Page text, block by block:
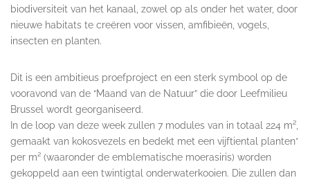
biodiversiteit van het kanaal, zowel op als onder het water, door
nieuwe habitats te creëren voor vissen, amfibieën, vogels,
insecten en planten.
Dit is een ambitieus proefproject en een sterk symbool op de
vooravond van de “Maand van de Natuur” die door Leefmilieu
Brussel wordt georganiseerd.
In de loop van deze week zullen 7 modules van in totaal 224 m²,
gemaakt van kokosvezels en bedekt met een vijftiental planten*
per m² (waaronder de emblematische moerasiris) worden
gekoppeld aan een twintigtal onderwaterkooien. Die zullen dan